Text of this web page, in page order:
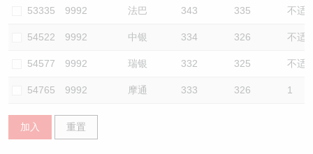
53335 9992 法巴 343 335 不适
54522 9992 中银 334 326 不适
54577 9992 瑞银 332 325 不适
54765 9992 摩通 333 326 1
加入 重置
牛熊证文件及公告
牛熊证文件及公告 (瑞信)
ADR
收市竞价变化